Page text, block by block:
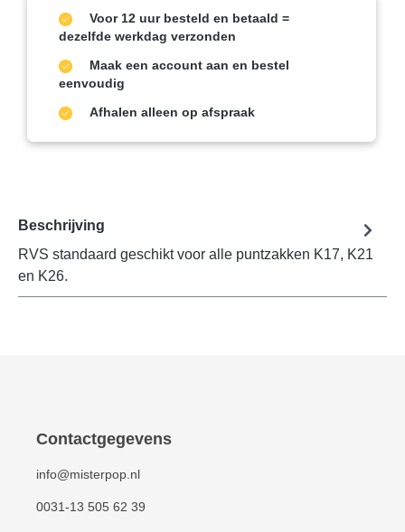
Voor 12 uur besteld en betaald =
dezelfde werkdag verzonden
Maak een account aan en bestel
eenvoudig
Afhalen alleen op afspraak
Beschrijving
RVS standaard geschikt voor alle puntzakken K17, K21
en K26.
Contactgegevens
info@misterpop.nl
0031-13 505 62 39